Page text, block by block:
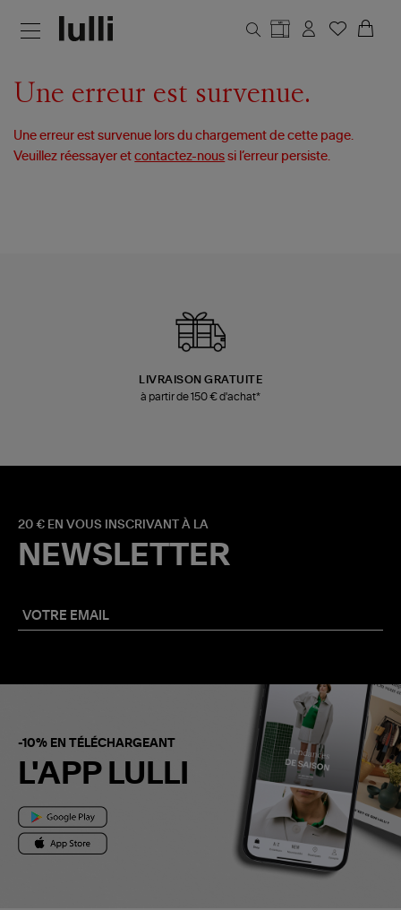
Une erreur est survenue.
Une erreur est survenue lors du chargement de cette page.
Veuillez réessayer etcontactez-nous si l’erreur persiste.
LIVRAISON GRATUITE
à partir de 150 € d'achat*
20 € EN VOUS INSCRIVANT À LA
NEWSLETTER
-10% EN TÉLÉCHARGEANT
L'APP LULLI